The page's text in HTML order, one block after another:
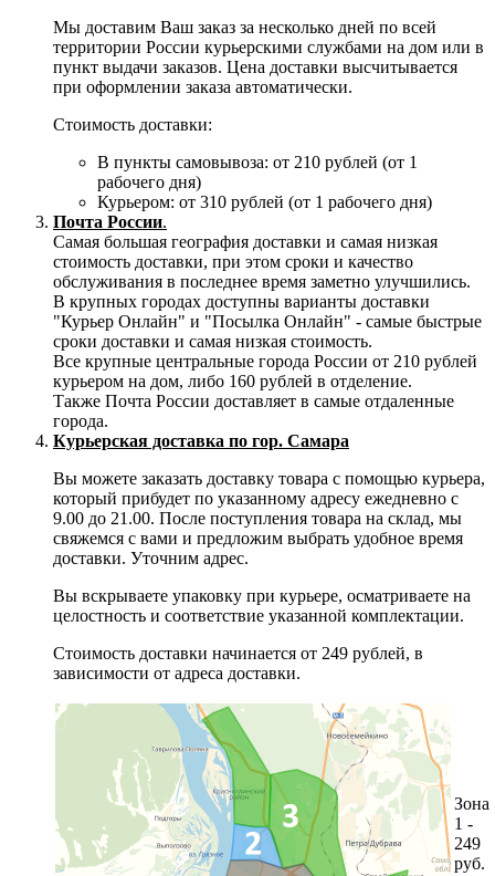
Мы доставим Ваш заказ за несколько дней по всей
территории России курьерскими службами на дом или в
пункт выдачи заказов. Цена доставки высчитывается
при оформлении заказа автоматически.
Стоимость доставки:
В пункты самовывоза: от 210 рублей (от 1
рабочего дня)
Курьером: от 310 рублей (от 1 рабочего дня)
Почта России.
Самая большая география доставки и самая низкая
стоимость доставки, при этом сроки и качество
обслуживания в последнее время заметно улучшились.
В крупных городах доступны варианты доставки
"Курьер Онлайн" и "Посылка Онлайн" - самые быстрые
сроки доставки и самая низкая стоимость.
Все крупные центральные города России от 210 рублей
курьером на дом, либо 160 рублей в отделение.
Также Почта России доставляет в самые отдаленные
города.
Курьерская доставка по гор. Самара
Вы можете заказать доставку товара с помощью курьера,
который прибудет по указанному адресу ежедневно с
9.00 до 21.00. После поступления товара на склад, мы
свяжемся с вами и предложим выбрать удобное время
доставки. Уточним адрес.
Вы вскрываете упаковку при курьере, осматриваете на
целостность и соответствие указанной комплектации.
Стоимость доставки начинается от 249 рублей, в
зависимости от адреса доставки.
Зона
1 -
249
руб.